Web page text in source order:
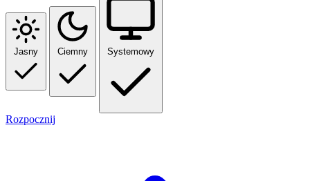
Jasny Ciemny Systemowy
Rozpocznij